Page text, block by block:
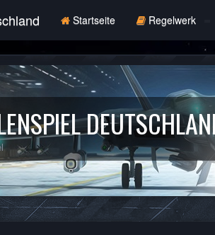
Startseite Regelwerk